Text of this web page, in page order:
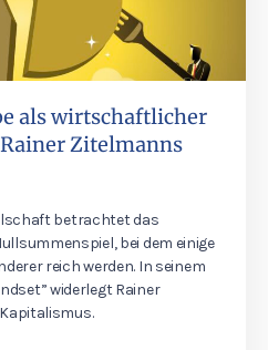
als wirtschaftlicher
Zitelmanns
betrachtet das
bei dem einige
reich werden. In seinem
widerlegt Rainer